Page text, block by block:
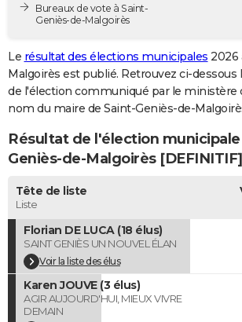
Destinations
City break
Voyage nature
Voyage de noces
Forum
PHOTO
GUIDES D'ACHAT
BONS PLANS
CARTE DE VOEUX
Carte de Noël
Carte Bonne année
Carte Saint-Valentin
Carte Pâques
Carte d'anniversaire
DICTIONNAIRE
COPAINS D'AVANT
S'inscrire
Se connecter
Lycées
Collèges
Primaires
Universités
Entreprises
Service militaire
Avis de recherche
AVIS DE DÉCÈS
FORUM
Bricolage
Lifestyle
Culture
Sport
Auto
Television
Voyage
Cinema
Bureaux de vote à Saint-
Geniès-de-Malgoirès
Le résultat des élections municipales 2026
Malgoirès est publié. Retrouvez ci-dessous
de l'élection communiqué par le ministère
nom du maire de Saint-Geniès-de-
Résultat de l'élection municipale
Geniès-de-Malgoirès [DEFINITIF]
Tête de liste
Liste
Florian DE LUCA (18 élus)
SAINT GENIÈS UN NOUVEL ÉLAN
Voir la liste des élus
Karen JOUVE (3 élus)
AGIR AUJOURD'HUI, MIEUX VIVRE
DEMAIN